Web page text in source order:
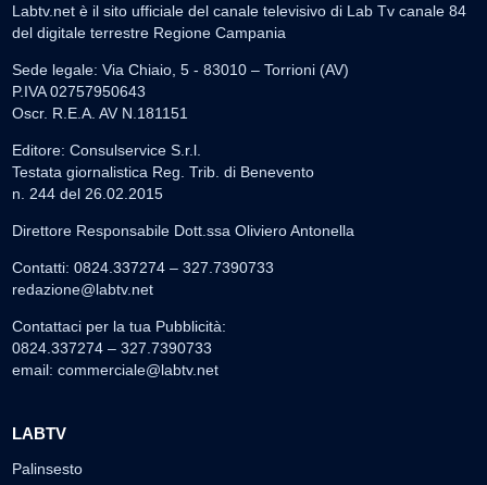
Labtv.net è il sito ufficiale del canale televisivo di Lab Tv canale 84
del digitale terrestre Regione Campania
Sede legale: Via Chiaio, 5 - 83010 – Torrioni (AV)
P.IVA 02757950643
Oscr. R.E.A. AV N.181151
Editore: Consulservice S.r.l.
Testata giornalistica Reg. Trib. di Benevento
n. 244 del 26.02.2015
Direttore Responsabile Dott.ssa Oliviero Antonella
Contatti: 0824.337274 – 327.7390733
redazione@labtv.net
Contattaci per la tua Pubblicità:
0824.337274 – 327.7390733
email: commerciale@labtv.net
LABTV
Palinsesto